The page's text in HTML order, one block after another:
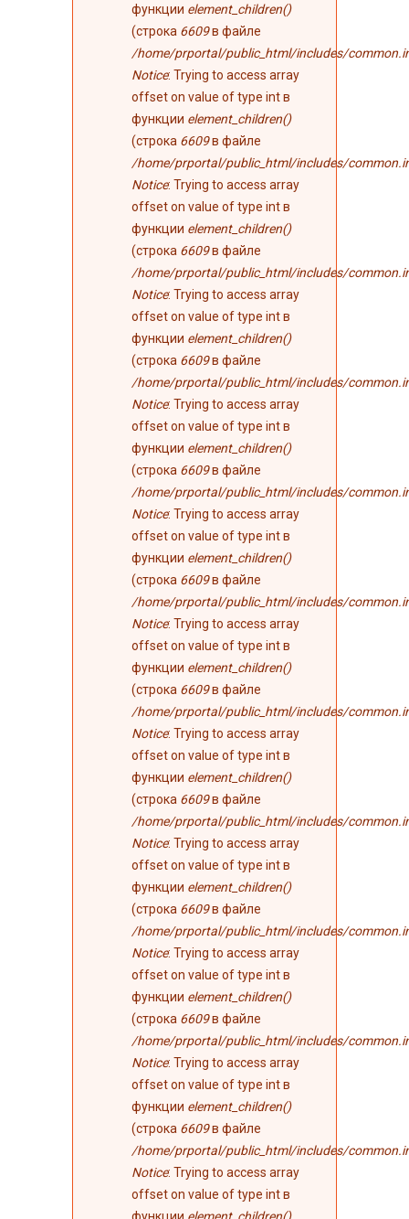
функции element_children()
(строка 6609в файле
/home/prportal/public_html/includes/
Notice: Trying to access array
offset on value of type int в
функции element_children()
(строка 6609в файле
/home/prportal/public_html/includes/
Notice: Trying to access array
offset on value of type int в
функции element_children()
(строка 6609в файле
/home/prportal/public_html/includes/
Notice: Trying to access array
offset on value of type int в
функции element_children()
(строка 6609в файле
/home/prportal/public_html/includes/
Notice: Trying to access array
offset on value of type int в
функции element_children()
(строка 6609в файле
/home/prportal/public_html/includes/
Notice: Trying to access array
offset on value of type int в
функции element_children()
(строка 6609в файле
/home/prportal/public_html/includes/
Notice: Trying to access array
offset on value of type int в
функции element_children()
(строка 6609в файле
/home/prportal/public_html/includes/
Notice: Trying to access array
offset on value of type int в
функции element_children()
(строка 6609в файле
/home/prportal/public_html/includes/
Notice: Trying to access array
offset on value of type int в
функции element_children()
(строка 6609в файле
/home/prportal/public_html/includes/
Notice: Trying to access array
offset on value of type int в
функции element_children()
(строка 6609в файле
/home/prportal/public_html/includes/
Notice: Trying to access array
offset on value of type int в
функции element_children()
(строка 6609в файле
/home/prportal/public_html/includes/
Notice: Trying to access array
offset on value of type int в